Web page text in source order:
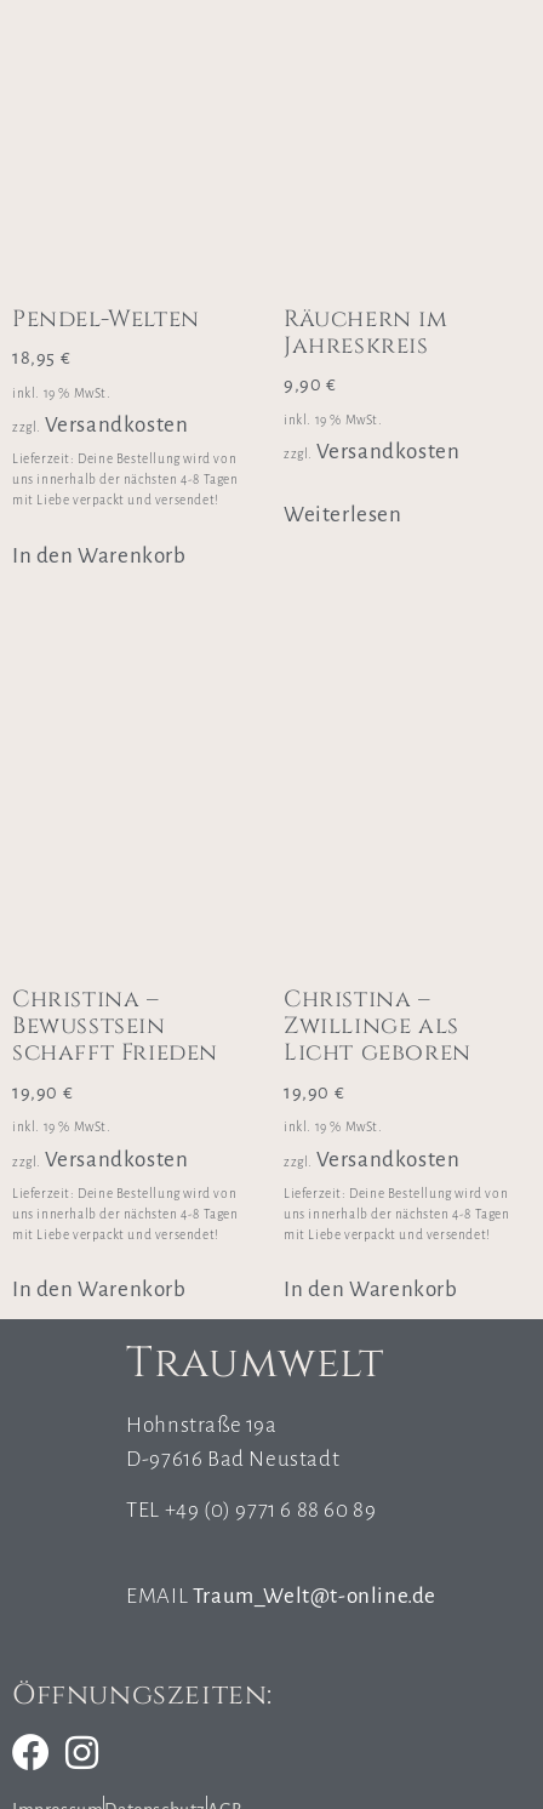
Pendel-Welten
18,95 €
inkl. 19 % MwSt.
zzgl. Versandkosten
Lieferzeit: Deine Bestellung wird von
uns innerhalb der nächsten 4-8 Tagen
mit Liebe verpackt und versendet!
In den Warenkorb
Räuchern im
Jahreskreis
9,90 €
inkl. 19 % MwSt.
zzgl. Versandkosten
Weiterlesen
Christina –
Bewusstsein
schafft Frieden
19,90 €
inkl. 19 % MwSt.
zzgl. Versandkosten
Lieferzeit: Deine Bestellung wird von
uns innerhalb der nächsten 4-8 Tagen
mit Liebe verpackt und versendet!
In den Warenkorb
Christina –
Zwillinge als
Licht geboren
19,90 €
inkl. 19 % MwSt.
zzgl. Versandkosten
Lieferzeit: Deine Bestellung wird von
uns innerhalb der nächsten 4-8 Tagen
mit Liebe verpackt und versendet!
In den Warenkorb
Traumwelt
Hohnstraße 19a
D-97616 Bad Neustadt
TEL +49 (0) 9771 6 88 60 89
EMAIL Traum_Welt@t-online.de
Öffnungszeiten: